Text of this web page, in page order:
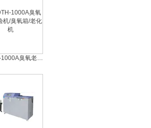
ZT-DTH-1000A臭氧老化试验机/臭氧箱/老化机